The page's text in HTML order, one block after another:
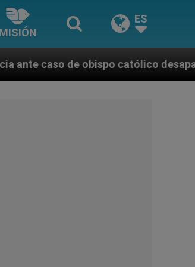
MISIÓN
ES
desaparecido por la dictadura